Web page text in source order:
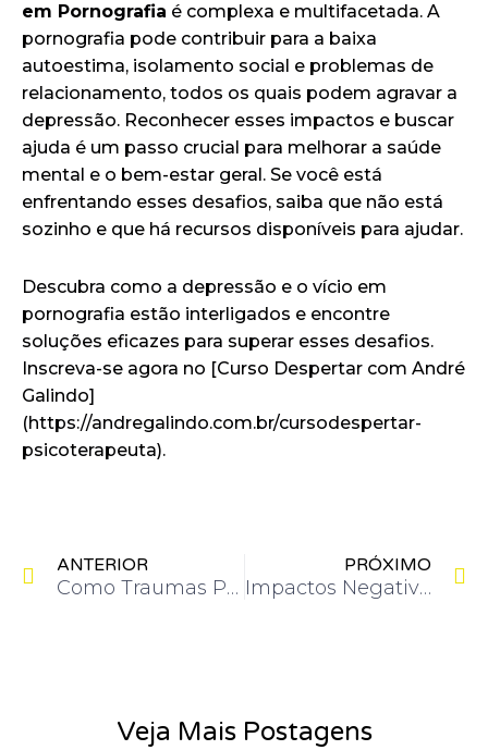
em Pornografia é complexa e multifacetada. A
pornografia pode contribuir para a baixa
autoestima, isolamento social e problemas de
relacionamento, todos os quais podem agravar a
depressão. Reconhecer esses impactos e buscar
ajuda é um passo crucial para melhorar a saúde
mental e o bem-estar geral. Se você está
enfrentando esses desafios, saiba que não está
sozinho e que há recursos disponíveis para ajudar.
Descubra como a depressão e o vício em
pornografia estão interligados e encontre
soluções eficazes para superar esses desafios.
Inscreva-se agora no [Curso Despertar com André
Galindo]
(https://andregalindo.com.br/cursodespertar-
psicoterapeuta).
ANTERIOR
Como Traumas Profundos Alimentam o Vício em Pornografia
PRÓXIMO
Impactos Negativos da Pornografia: Como Ela Destrói Relações e Saúde Mental
Veja Mais Postagens